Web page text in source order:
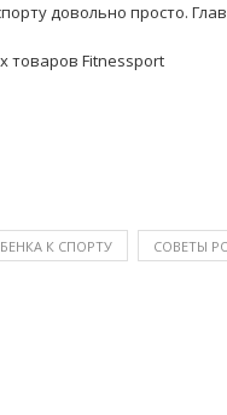
довольно просто.
товаров Fitnessport
К СПОРТУ СОВЕТЫ